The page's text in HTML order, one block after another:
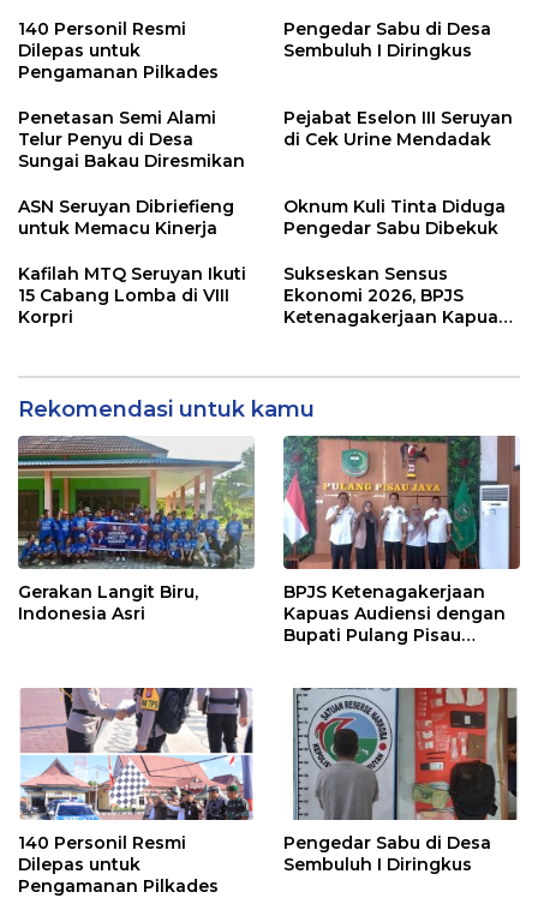
Ekosistem Desa, dan
Pekerja Rentan
140 Personil Resmi
Dilepas untuk
Pengamanan Pilkades
Pengedar Sabu di Desa
Sembuluh I Diringkus
Penetasan Semi Alami
Telur Penyu di Desa
Sungai Bakau Diresmikan
Pejabat Eselon III Seruyan
di Cek Urine Mendadak
ASN Seruyan Dibriefieng
untuk Memacu Kinerja
Oknum Kuli Tinta Diduga
Pengedar Sabu Dibekuk
Kafilah MTQ Seruyan Ikuti
15 Cabang Lomba di VIII
Korpri
Sukseskan Sensus
Ekonomi 2026, BPJS
Ketenagakerjaan Kapuas
Rekomendasi untuk kamu
Gerakan Langit Biru,
Indonesia Asri
BPJS Ketenagakerjaan
Kapuas Audiensi dengan
Bupati Pulang Pisau
Pekerja Rentan
140 Personil Resmi
Dilepas untuk
Pengamanan Pilkades
Pengedar Sabu di Desa
Sembuluh I Diringkus